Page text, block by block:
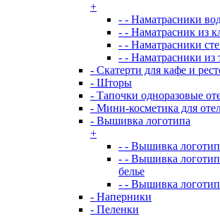
+
- - Наматрасники
- - Наматрасник из
- - Наматрасники
- - Наматрасники из
- Скатерти для кафе и
- Шторы
- Тапочки одноразовые
- Мини-косметика для
- Вышивка логотипа
+
- - Вышивка
- - Вышивка
белье
- - Вышивка
- Наперники
- Пеленки